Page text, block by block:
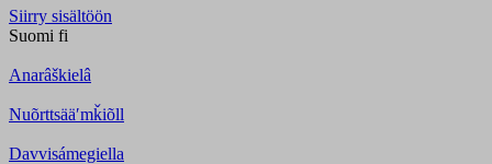
Siirry sisältöön
Suomi fi
Anarâškielâ
Nuõrttsääʹmǩiõll
Davvisámegiella